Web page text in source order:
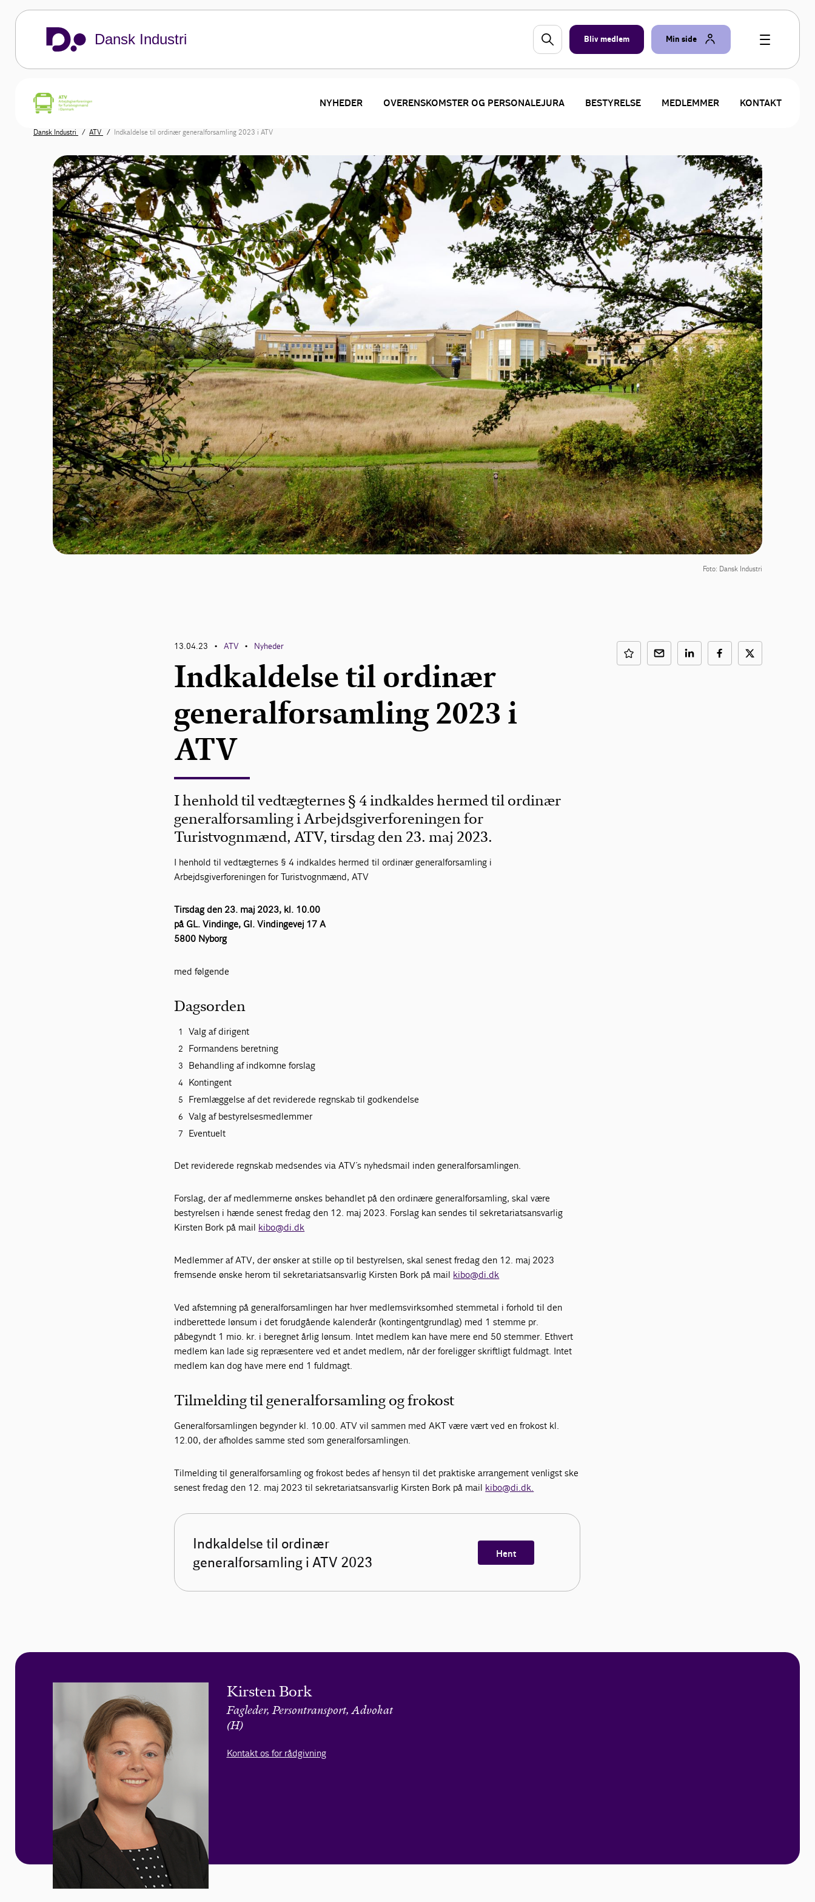
Dansk Industri Bliv medlem Min side
NYHEDER OVERENSKOMSTER OG PERSONALEJURA BESTYRELSE MEDLEMMER KONTAKT
Dansk Industri ATV Indkaldelse til ordinær generalforsamling 2023 i ATV
Foto: Dansk Industri
13.04.23 • ATV • Nyheder
Indkaldelse til ordinær
generalforsamling 2023 i
ATV
I henhold til vedtægternes § 4 indkaldes hermed til ordinær
generalforsamling i Arbejdsgiverforeningen for
Turistvognmænd, ATV, tirsdag den 23. maj 2023.
I henhold til vedtægternes § 4 indkaldes hermed til ordinær generalforsamling i
Arbejdsgiverforeningen for Turistvognmænd, ATV
Tirsdag den 23. maj 2023, kl. 10.00
på GL. Vindinge, Gl. Vindingevej 17 A
5800 Nyborg
med følgende
Dagsorden
Valg af dirigent
Formandens beretning
Behandling af indkomne forslag
Kontingent
Fremlæggelse af det reviderede regnskab til godkendelse
Valg af bestyrelsesmedlemmer
Eventuelt
Det reviderede regnskab medsendes via ATV´s nyhedsmail inden generalforsamlingen.
Forslag, der af medlemmerne ønskes behandlet på den ordinære generalforsamling, skal være
bestyrelsen i hænde senest fredag den 12. maj 2023. Forslag kan sendes til sekretariatsansvarlig
Kirsten Bork på mail kibo@di.dk
Medlemmer af ATV, der ønsker at stille op til bestyrelsen, skal senest fredag den 12. maj 2023
fremsende ønske herom til sekretariatsansvarlig Kirsten Bork på mail kibo@di.dk
Ved afstemning på generalforsamlingen har hver medlemsvirksomhed stemmetal i forhold til den
indberettede lønsum i det forudgående kalenderår (kontingentgrundlag) med 1 stemme pr.
påbegyndt 1 mio. kr. i beregnet årlig lønsum. Intet medlem kan have mere end 50 stemmer. Ethvert
medlem kan lade sig repræsentere ved et andet medlem, når der foreligger skriftligt fuldmagt. Intet
medlem kan dog have mere end 1 fuldmagt.
Tilmelding til generalforsamling og frokost
Generalforsamlingen begynder kl. 10.00. ATV vil sammen med AKT være vært ved en frokost kl.
12.00, der afholdes samme sted som generalforsamlingen.
Tilmelding til generalforsamling og frokost bedes af hensyn til det praktiske arrangement venligst ske
senest fredag den 12. maj 2023 til sekretariatsansvarlig Kirsten Bork på mail kibo@di.dk.
Indkaldelse til ordinær
generalforsamling i ATV 2023
Hent
Kirsten Bork
Fagleder, Persontransport, Advokat
(H)
Kontakt os for rådgivning